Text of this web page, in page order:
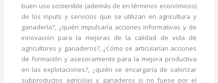
buen uso sostenible (además de en términos económicos)
de los inputs y servicios que se utilizan en agricultura y
ganadería?, ¿quién impulsaría acciones informativas y de
innovación para la mejoras de la calidad de vida de
agricultores y ganaderos?, ¿Cómo se articularían acciones
de formación y asesoramiento para la mejora productiva
en las explotaciones?, ¿quién se encargaría de valorizar
subproductos agrícolas y ganaderos si no fuese por el